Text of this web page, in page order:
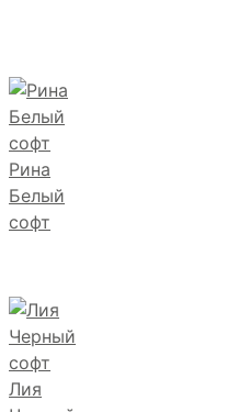
Рина
Белый
софт
Лия